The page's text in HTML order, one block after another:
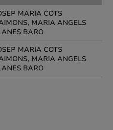
MARIA COTS
MARIA ANGELS
BARO
MARIA COTS
MARIA ANGELS
BARO